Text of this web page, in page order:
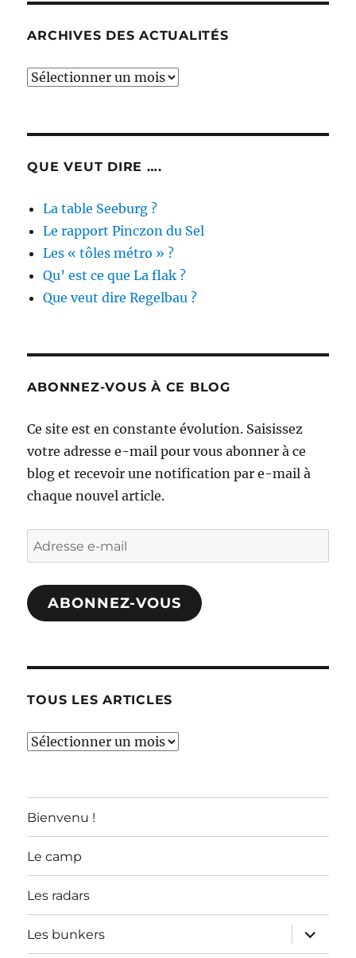
ARCHIVES DES ACTUALITÉS
Archives
QUE VEUT DIRE ….
La table Seeburg ?
Le rapport Pinczon du Sel
Les « tôles métro » ?
Qu’ est ce que La flak ?
Que veut dire Regelbau ?
ABONNEZ-VOUS À CE BLOG
Ce site est en constante évolution. Saisissez
votre adresse e-mail pour vous abonner à ce
blog et recevoir une notification par e-mail à
chaque nouvel article.
Adresse
e-
mail
ABONNEZ-VOUS
TOUS LES ARTICLES
TOUS
Bienvenu !
Le camp
Les radars
Les bunkers
ouvrir
le